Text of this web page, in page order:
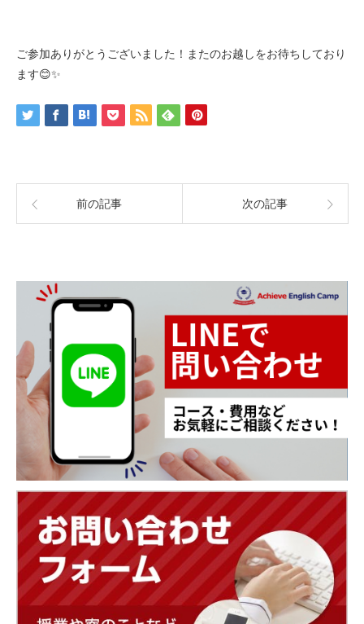
ご参加ありがとうございました！またのお越しをお待ちしており
ます😊✨
前の記事 次の記事